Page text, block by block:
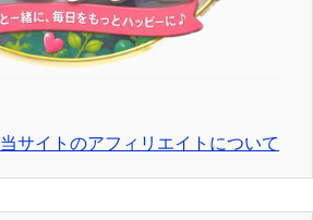
当サイトのアフィリエイトについて